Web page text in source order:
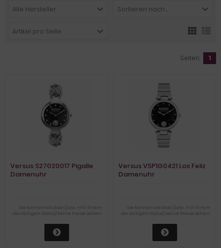
Alle Hersteller Sortieren nach ...
Artikel pro Seite
Seiten: 1
Versus S27020017 Pigalle
Damenuhr
Sie können als Gast (bzw. mit Ihrem
derzeitigen Status) keine Preise sehen.
Versus VSP1G0421 Los Feliz
Damenuhr
Sie können als Gast (bzw. mit Ihrem
derzeitigen Status) keine Preise sehen.